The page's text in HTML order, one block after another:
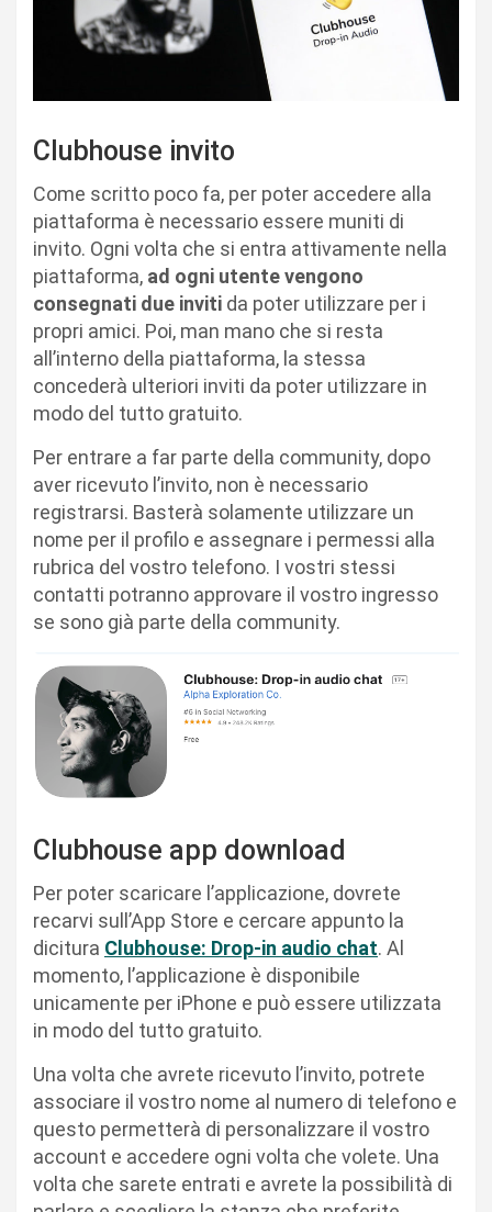
Clubhouse invito
Come scritto poco fa, per poter accedere alla
piattaforma è necessario essere muniti di
invito. Ogni volta che si entra attivamente nella
piattaforma, ad ogni utente vengono
consegnati due inviti da poter utilizzare per i
propri amici. Poi, man mano che si resta
all’interno della piattaforma, la stessa
concederà ulteriori inviti da poter utilizzare in
modo del tutto gratuito.
Per entrare a far parte della community, dopo
aver ricevuto l’invito, non è necessario
registrarsi. Basterà solamente utilizzare un
nome per il profilo e assegnare i permessi alla
rubrica del vostro telefono. I vostri stessi
contatti potranno approvare il vostro ingresso
se sono già parte della community.
Clubhouse app download
Per poter scaricare l’applicazione, dovrete
recarvi sull’App Store e cercare appunto la
dicitura Clubhouse: Drop-in audio cha‪t‬. Al
momento, l’applicazione è disponibile
unicamente per iPhone e può essere utilizzata
in modo del tutto gratuito.
Una volta che avrete ricevuto l’invito, potrete
associare il vostro nome al numero di telefono e
questo permetterà di personalizzare il vostro
account e accedere ogni volta che volete. Una
volta che sarete entrati e avrete la possibilità di